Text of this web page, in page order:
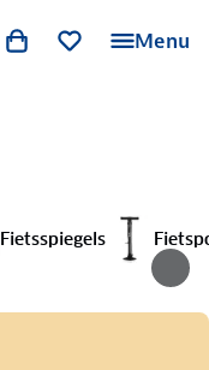
Menu
Fietsspiegels